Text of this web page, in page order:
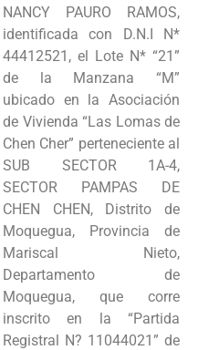
NANCY PAURO RAMOS,
identificada con D.N.I N*
44412521, el Lote N* “21”
de la Manzana “M”
ubicado en la Asociación
de Vivienda “Las Lomas de
Chen Cher” perteneciente al
SUB SECTOR 1A-4,
SECTOR PAMPAS DE
CHEN CHEN, Distrito de
Moquegua, Provincia de
Mariscal Nieto,
Departamento de
Moquegua, que corre
inscrito en la “Partida
Registral N? 11044021” de